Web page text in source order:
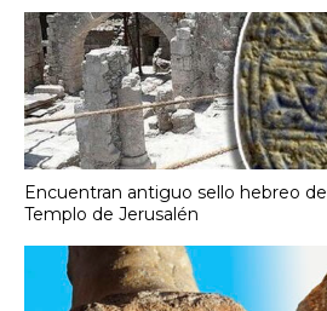
Encuentran antiguo sello hebreo
Templo de Jerusalén